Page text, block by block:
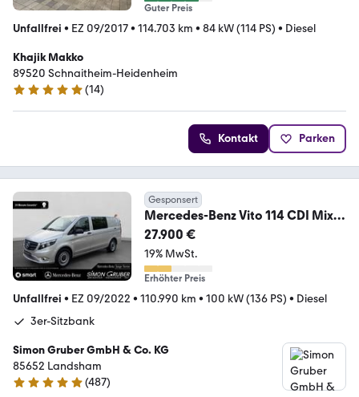
Guter Preis
Unfallfrei • EZ 09/2017• 114.703 km • 84 kW (114 PS) • Diesel
Khajik Makko
89520 Schnaitheim-Heidenheim
5 Sterne
(14)
Kontakt Parken
Gesponsert
Mercedes-Benz Vito 114 CDI Mixto
Lang 6Sitze Werkstattwagen
27.900 €
19% MwSt.
Erhöhter Preis
Unfallfrei • EZ 09/2022 • 110.990 km • 100 kW (136 PS) • Diesel
3er-Sitzbank
Simon Gruber GmbH & Co. KG
85652 Landsham
4.8 Sterne
(487)